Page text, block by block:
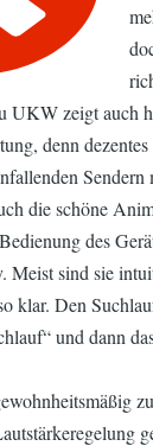
UKW zeigt auch
denn
die schöne
des
Meist sind sie
klar. Den
und dann